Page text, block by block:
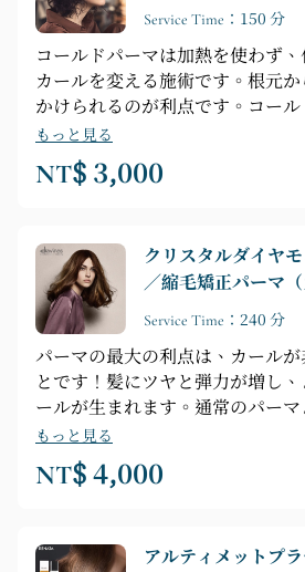
Service Time：150 分
コールドパーマは加熱を使わず
カールを変える施術です。根元
かけられるのが利点です。コー
濡れている時が最もカールが強く
ルが弱まります。そのため、スタ
髪がまだ少し湿っているうちにム
もっと見る
NT$ 3,000
クリスタルダイヤ
／縮毛矯正パーマ
リューション）
Service Time：240 分
パーマの最大の利点は、カール
とです！髪にツヤと弾力が増し
ールが生まれます。通常のパー
ちするため、スタイリングしにく
縮れやすい太い髪質の方でも、パ
に味わうことができます。
もっと見る
NT$ 4,000
アルティメットプ